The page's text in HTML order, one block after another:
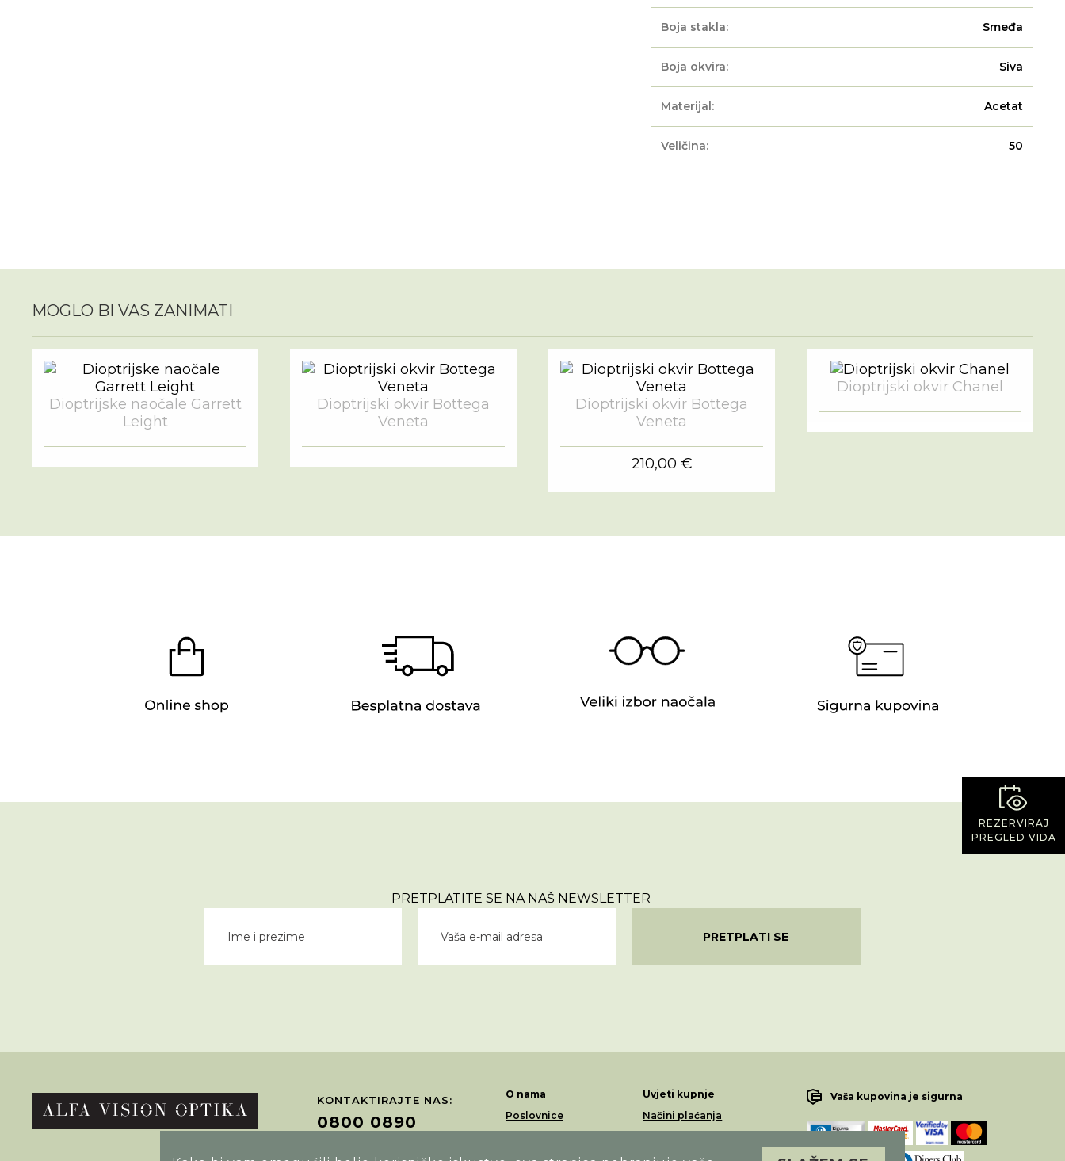
REZERVIRAJ
PREGLED VIDA
Boja stakla: Smeđa
Boja okvira: Siva
Materijal: Acetat
Veličina: 50
MOGLO BI VAS ZANIMATI
Dioptrijske naočale Garrett
Leight
Dioptrijski okvir Bottega
Veneta
Dioptrijski okvir Bottega
Veneta
210,00 €
Dioptrijski okvir Chanel
PRETPLATITE SE NA NAŠ NEWSLETTER
PRETPLATI SE
KONTAKTIRAJTE NAS:
0800 0890
O nama
Poslovnice
Uvjeti kupnje
Načini plaćanja
Vaša kupovina je sigurna